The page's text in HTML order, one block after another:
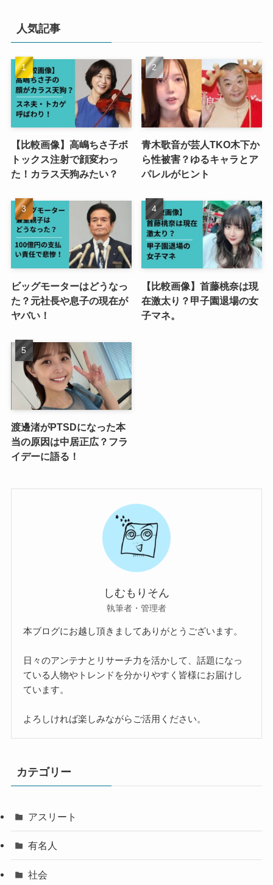
人気記事
【比較画像】高嶋ちさ子ボ
トックス注射で顔変わっ
た！カラス天狗みたい？
青木歌音が芸人TKO木下か
ら性被害？ゆるキャラとア
パレルがヒント
ビッグモーターはどうなっ
た？元社長や息子の現在が
ヤバい！
【比較画像】首藤桃奈は現
在激太り？甲子園退場の女
子マネ。
渡邊渚がPTSDになった本
当の原因は中居正広？フラ
イデーに語る！
しむもりそん
執筆者・管理者
本ブログにお越し頂きましてありがとうございます。
日々のアンテナとリサーチ力を活かして、話題になっ
ている人物やトレンドを分かりやすく皆様にお届けし
ています。
よろしければ楽しみながらご活用ください。
カテゴリー
アスリート
有名人
社会